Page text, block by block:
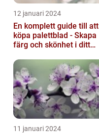
12 januari 2024
En komplett guide till att
köpa palettblad - Skapa
färg och skönhet i ditt
11 januari 2024